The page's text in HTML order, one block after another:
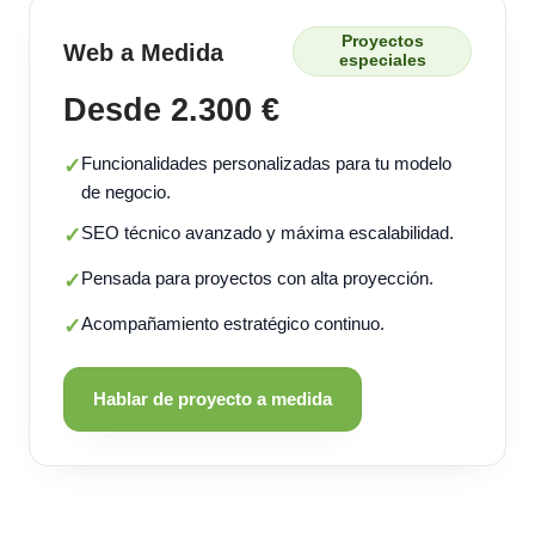
Web a Medida
Proyectos
especiales
Desde 2.300 €
✓Funcionalidades personalizadas para tu modelo
de negocio.
✓SEO técnico avanzado y máxima escalabilidad.
✓Pensada para proyectos con alta proyección.
✓Acompañamiento estratégico continuo.
Hablar de proyecto a medida